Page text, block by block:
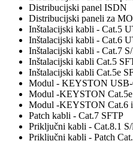
Distribucijski panel ISDN
Distribucijski paneli za
Inštalacijski kabli - Cat.5
Inštalacijski kabli - Cat.6
Inštalacijski kabli - Cat.7
Inštalacijski kabli Cat.5
Inštalacijski kabli Cat.5e
Modul - KEYSTON
Modul -KEYSTON Cat.5e
Modul -KEYSTON Cat.6
Patch kabli - Cat.7 SFTP
Priključni kabli - Cat.8.1
Priključni kabli - Patch